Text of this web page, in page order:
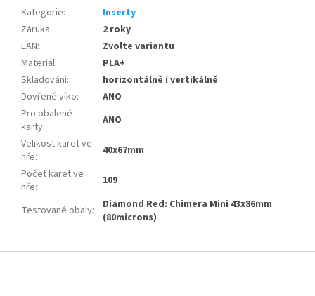
Kategorie:
Inserty
Záruka:
2 roky
EAN:
Zvolte variantu
Materiál:
PLA+
Skladování:
horizontálně i vertikálně
Dovřené víko:
ANO
Pro obalené
karty:
ANO
Velikost karet ve
hře:
40x67mm
Počet karet ve
hře: 109
Testované obaly:
Diamond Red: Chimera Mini 43x86mm
(80microns)